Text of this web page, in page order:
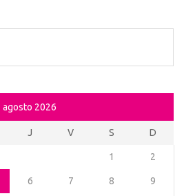
agosto 2026
J V S D
1 2
6 7 8 9